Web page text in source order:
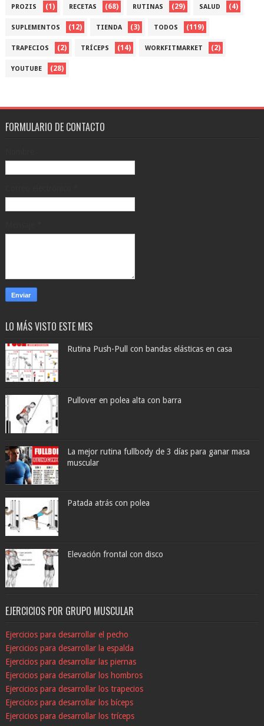
PROZIS (1) RECETAS (68) RUTINAS (29) SALUD (4)
SUPLEMENTOS (12) TIENDA (3) TODOS (119)
TRAPECIOS (2) TRÍCEPS (14) WORKFITMARKET (2)
YOUTUBE (28)
FORMULARIO DE CONTACTO
LO MÁS VISTO ESTE MES
Rutina Push-Pull con bandas elásticas en casa
Pullover en polea alta con barra
La mejor rutina fullbody de 3 días para ganar masa
muscular
Patada atrás con polea
Elevación frontal con disco
EJERCICIOS POR GRUPO MUSCULAR
Ejercicios para desarrollar el pecho
Ejercicios para desarrollar la espalda
Ejercicios para desarrollar las piernas
Ejercicios para desarrollar los hombros
Ejercicios para desarrollar los trapecios
Ejercicios para desarrollar los bíceps
Ejercicios para desarrollar los tríceps